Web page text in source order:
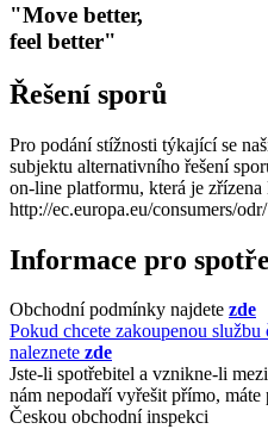
"Move better,
feel better"
Řešení sporů
Pro podání stížnosti týkající se
subjektu alternativního řešení
on-line platformu, která je
http://ec.europa.eu/consumers/odr/
Informace pro
Obchodní podmínky najdete zde
Pokud chcete zakoupenou
naleznete zde
Jste-li spotřebitel a vznikne-li
nám nepodaří vyřešit přímo,
Českou obchodní inspekci